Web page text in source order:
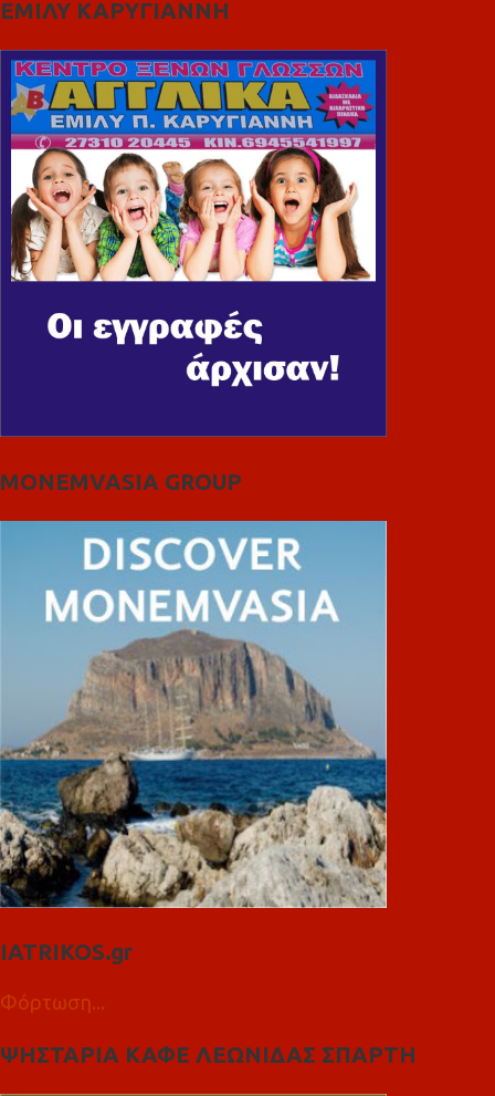
ΕΜΙΛΥ ΚΑΡΥΓΙΑΝΝΗ
MONEMVASIA GROUP
IATRIKOS.gr
Φόρτωση...
ΨΗΣΤΑΡΙΑ ΚΑΦΕ ΛΕΩΝΙΔΑΣ ΣΠΑΡΤΗ